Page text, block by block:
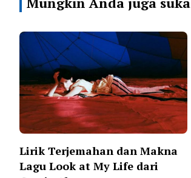
Lirik Terjemahan dan Makna
Lagu Look at My Life dari